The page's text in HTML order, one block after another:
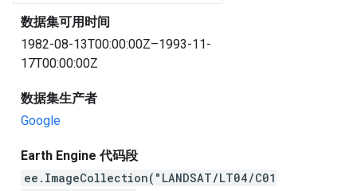
数据集可用时间
1982-08-13T00:00:00Z–1993-11-
17T00:00:00Z
数据集生产者
Google
Earth Engine 代码段
ee.ImageCollection("LANDSAT/LT04/C01